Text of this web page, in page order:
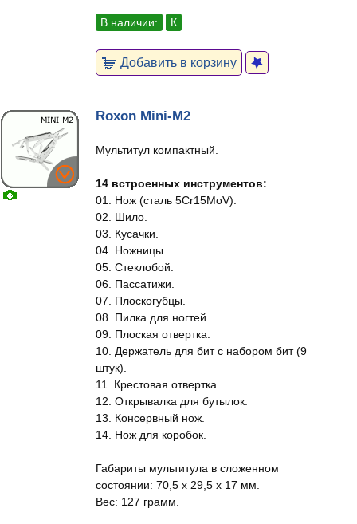
В наличии: К
Добавить в корзину
Roxon Mini-M2
Мультитул компактный.
14 встроенных инструментов:
01. Нож (сталь 5Cr15MoV).
02. Шило.
03. Кусачки.
04. Ножницы.
05. Стеклобой.
06. Пассатижи.
07. Плоскогубцы.
08. Пилка для ногтей.
09. Плоская отвертка.
10. Держатель для бит с набором бит (9
штук).
11. Крестовая отвертка.
12. Открывалка для бутылок.
13. Консервный нож.
14. Нож для коробок.
Габариты мультитула в сложенном
состоянии: 70,5 x 29,5 x 17 мм.
Вес: 127 грамм.